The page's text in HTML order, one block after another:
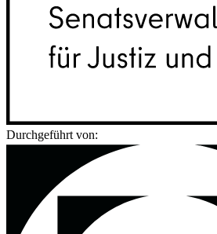
Durchgeführt von: